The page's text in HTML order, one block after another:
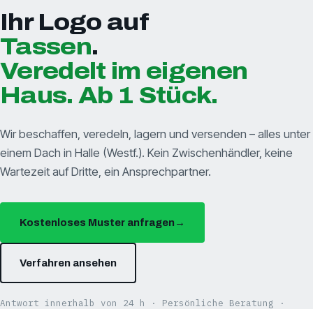
Ihr Logo auf
Veredelt im eigenen
Haus. Ab 1 Stück.
Wir beschaffen, veredeln, lagern und versenden – alles unter
einem Dach in Halle (Westf.). Kein Zwischenhändler, keine
Wartezeit auf Dritte, ein Ansprechpartner.
Kostenloses Muster anfragen →
Verfahren ansehen
Antwort innerhalb von 24 h · Persönliche Beratung ·